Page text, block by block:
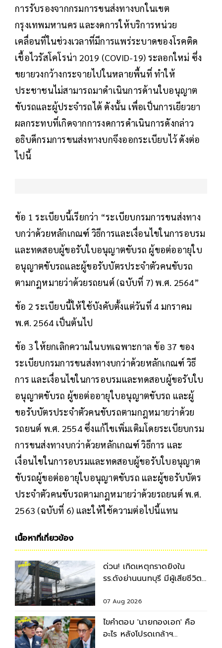
การรับรองจากกรมการขนส่งทางบกในเขต
กรุงเทพมหานคร และงดการให้บริการหน่วย
เคลื่อนที่ในช่วงเวลาที่มีการแพร่ระบาดของโรคติด
เชื้อไวรัสโคโรน่า 2019 (COVID-19) ระลอกใหม่ ซึ่ง
ขยายวงกว้างกระจายไปในหลายพื้นที่ ทำให้
ประชาชนไม่สามารถมาดำเนินการด้านใบอนุญาต
ขับรถและผู้ประจำรถได้ ดังนั้น เพื่อเป็นการเยียวยา
ผลกระทบที่เกิดจากการงดการดำเนินการดังกล่าว
อธิบดีกรมการขนส่งทางบกจึงออกระเบียบไว้ ดังต่อ
ไปนี้
ข้อ 1 ระเบียบนี้เรียกว่า “ระเบียบกรมการขนส่งทาง
บกว่าด้วยหลักเกณฑ์ วิธีการและเงื่อนไขในการอบรม
และทดสอบผู้ขอรับใบอนุญาตขับรถ ผู้ขอต่ออายุใบ
อนุญาตขับรถและผู้ขอรับบัตรประจำตัวคนขับรถ
ตามกฎหมายว่าด้วยรถยนต์ (ฉบับที่ 7) พ.ศ. 2564”
ข้อ 2 ระเบียบนี้ให้ใช้บังคับตั้งแต่วันที่ 4 มกราคม
พ.ศ. 2564 เป็นต้นไป
ข้อ 3 ให้ยกเลิกความในบทเฉพาะกาล ข้อ 37 ของ
ระเบียบกรมการขนส่งทางบกว่าด้วยหลักเกณฑ์ วิธี
การ และเงื่อนไขในการอบรมและทดสอบผู้ขอรับใบ
อนุญาตขับรถ ผู้ขอต่ออายุใบอนุญาตขับรถ และผู้
ขอรับบัตรประจำตัวคนขับรถตามกฎหมายว่าด้วย
รถยนต์ พ.ศ. 2554 ซึ่งแก้ไขเพิ่มเติมโดยระเบียบกรม
การขนส่งทางบกว่าด้วยหลักเกณฑ์ วิธีการ และ
เงื่อนไขในการอบรมและทดสอบผู้ขอรับใบอนุญาต
ขับรถผู้ขอต่ออายุใบอนุญาตขับรถ และผู้ขอรับบัตร
ประจำตัวคนขับรถตามกฎหมายว่าด้วยรถยนต์ พ.ศ.
2563 (ฉบับที่ 6) และให้ใช้ความต่อไปนี้แทน
เนื้อหาที่เกี่ยวข้อง
ด่วน! เกิดเหตุกราดยิงใน
รร.ดังย่านนนทบุรี มีผู้เสียชีวิต-
07 Aug 2026
ไขคำตอบ 'นายกองเอก' คือ
อะไร หลังโปรดเกล้าฯ